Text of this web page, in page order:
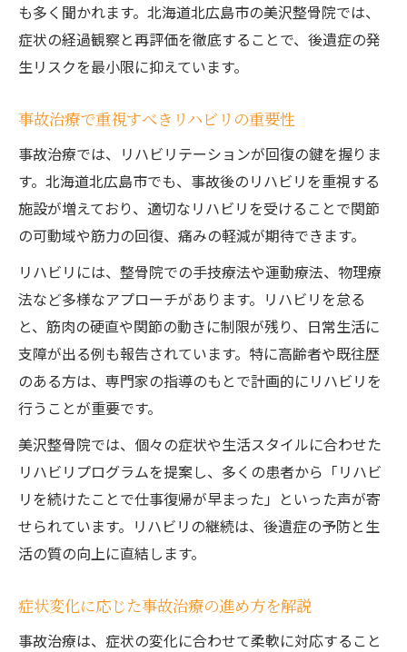
も多く聞かれます。北海道北広島市の美沢整骨院では、
症状の経過観察と再評価を徹底することで、後遺症の発
生リスクを最小限に抑えています。
事故治療で重視すべきリハビリの重要性
事故治療では、リハビリテーションが回復の鍵を握りま
す。北海道北広島市でも、事故後のリハビリを重視する
施設が増えており、適切なリハビリを受けることで関節
の可動域や筋力の回復、痛みの軽減が期待できます。
リハビリには、整骨院での手技療法や運動療法、物理療
法など多様なアプローチがあります。リハビリを怠る
と、筋肉の硬直や関節の動きに制限が残り、日常生活に
支障が出る例も報告されています。特に高齢者や既往歴
のある方は、専門家の指導のもとで計画的にリハビリを
行うことが重要です。
美沢整骨院では、個々の症状や生活スタイルに合わせた
リハビリプログラムを提案し、多くの患者から「リハビ
リを続けたことで仕事復帰が早まった」といった声が寄
せられています。リハビリの継続は、後遺症の予防と生
活の質の向上に直結します。
症状変化に応じた事故治療の進め方を解説
事故治療は、症状の変化に合わせて柔軟に対応すること